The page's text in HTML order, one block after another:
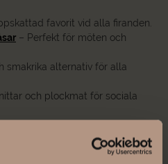
favorit vid alla firanden.
– Perfekt för möten och
smakrika alternativ för alla
och plockmat för sociala